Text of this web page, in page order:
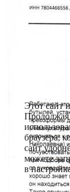
Этот сайт
Продолжая
браузера,
сайт
можете
в